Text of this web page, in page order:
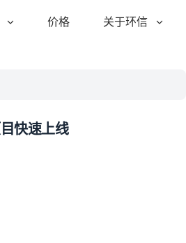
价格 关于环信
快速上线